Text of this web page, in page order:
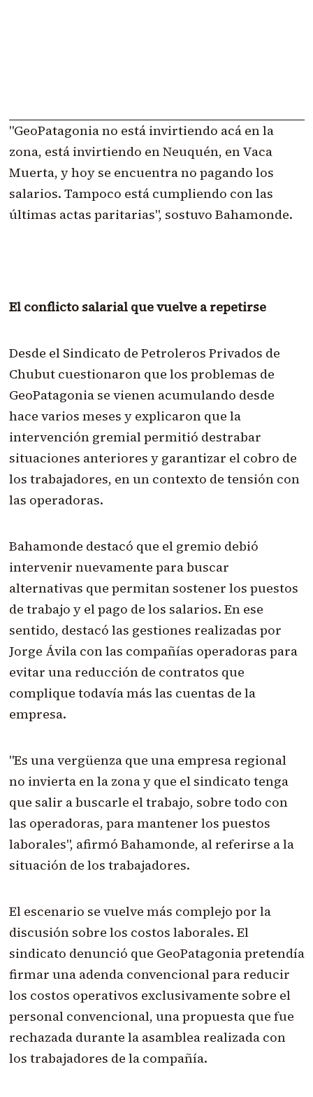
"GeoPatagonia no está invirtiendo acá en la
zona, está invirtiendo en Neuquén, en Vaca
Muerta, y hoy se encuentra no pagando los
salarios. Tampoco está cumpliendo con las
últimas actas paritarias", sostuvo Bahamonde.
El conflicto salarial que vuelve a repetirse
Desde el Sindicato de Petroleros Privados de
Chubut cuestionaron que los problemas de
GeoPatagonia se vienen acumulando desde
hace varios meses y explicaron que la
intervención gremial permitió destrabar
situaciones anteriores y garantizar el cobro de
los trabajadores, en un contexto de tensión con
las operadoras.
Bahamonde destacó que el gremio debió
intervenir nuevamente para buscar
alternativas que permitan sostener los puestos
de trabajo y el pago de los salarios. En ese
sentido, destacó las gestiones realizadas por
Jorge Ávila con las compañías operadoras para
evitar una reducción de contratos que
complique todavía más las cuentas de la
empresa.
"Es una vergüenza que una empresa regional
no invierta en la zona y que el sindicato tenga
que salir a buscarle el trabajo, sobre todo con
las operadoras, para mantener los puestos
laborales", afirmó Bahamonde, al referirse a la
situación de los trabajadores.
El escenario se vuelve más complejo por la
discusión sobre los costos laborales. El
sindicato denunció que GeoPatagonia pretendía
firmar una adenda convencional para reducir
los costos operativos exclusivamente sobre el
personal convencional, una propuesta que fue
rechazada durante la asamblea realizada con
los trabajadores de la compañía.